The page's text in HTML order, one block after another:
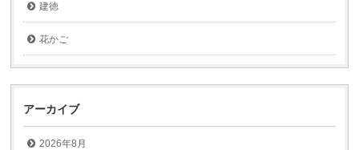
建徳
花かご
アーカイブ
2026年8月